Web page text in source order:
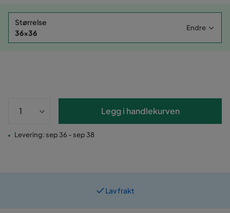
Størrelse
36x36
Endre
Legg i handlekurven
Levering: sep 36 - sep 38
Lav frakt